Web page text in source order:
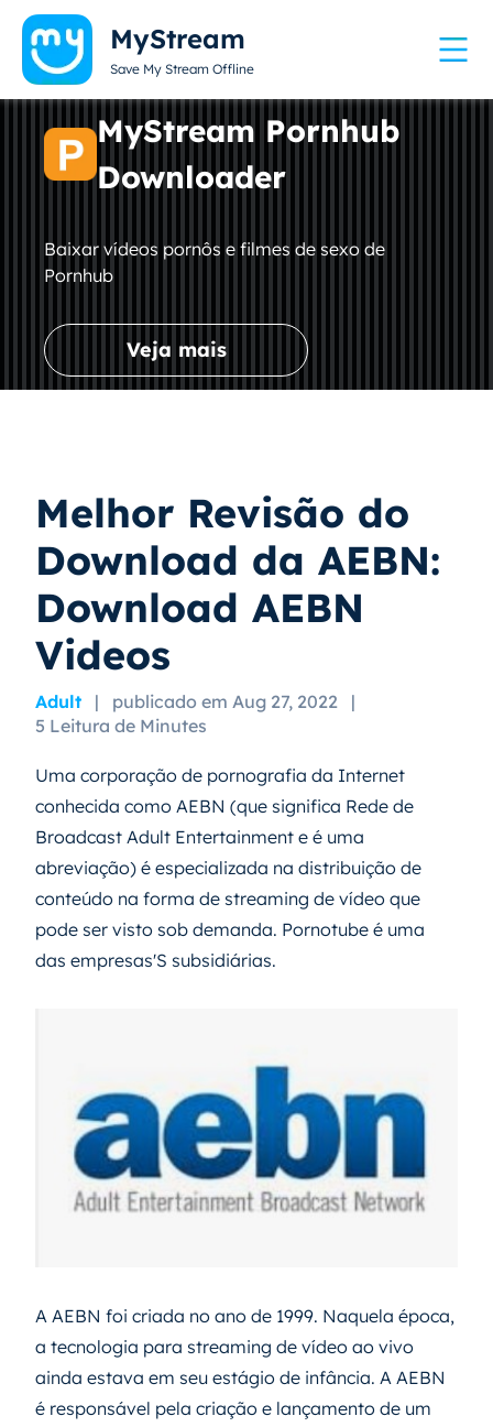
MyStream
Save My Stream Offline
MyStream Pornhub
Downloader
Baixar vídeos pornôs e filmes de sexo de
Pornhub
Veja mais
Melhor Revisão do
Download da AEBN:
Download AEBN
Videos
Adult | publicado em Aug 27, 2022
|
5 Leitura de Minutes
Uma corporação de pornografia da Internet
conhecida como AEBN (que significa Rede de
Broadcast Adult Entertainment e é uma
abreviação) é especializada na distribuição de
conteúdo na forma de streaming de vídeo que
pode ser visto sob demanda. Pornotube é uma
das empresas'S subsidiárias.
A AEBN foi criada no ano de 1999. Naquela época,
a tecnologia para streaming de vídeo ao vivo
ainda estava em seu estágio de infância. A AEBN
é responsável pela criação e lançamento de um